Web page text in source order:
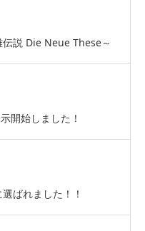
説 Die Neue These～
』…
開始しました！
ばれました！！